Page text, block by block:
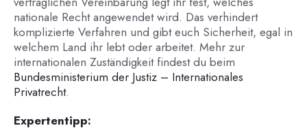
nationale Recht angewendet wird. Das verhindert
komplizierte Verfahren und gibt euch Sicherheit, egal in
welchem Land ihr lebt oder arbeitet. Mehr zur
internationalen Zuständigkeit findest du beim
Bundesministerium der Justiz – Internationales
Privatrecht.
Expertentipp: